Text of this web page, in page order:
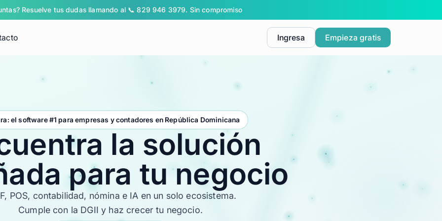
Resuelve tus dudas llamando al 📞 829 946 3979. Sin compromiso
y CRM
cumplimiento
Pregúntale a tu IA favorita por tus
datos de Alegra
Conecta tu cuenta a Claude,
facturas, inventario y gastos en
lenguaje natural.
Conoce Alegra MCP
Ingresa Empieza gratis
el software #1 para empresas y contadores en República Dominicana
la solución
para tu negocio
POS, contabilidad, nómina e IA en un solo ecosistema.
Cumple con la DGII y haz crecer tu negocio.